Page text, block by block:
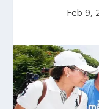
Feb 9,